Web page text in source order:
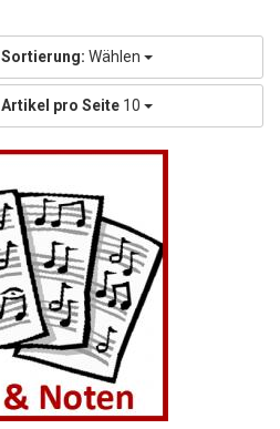
Sortierung: Wählen
Artikel pro Seite 10